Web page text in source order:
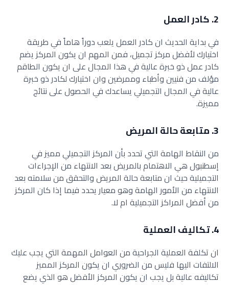
2. كادر العمل
في بداية الحديث ان كادر العمل يلعب دوراً هاماً في طريقة
اختيارك لأفضل مركز تجميل، فمن المهم ان يكون المركز يضم
كادر عمل ذو خبرة عالية في هذا المجال على ان يكون الطاقم
مؤلف من فنيين وأطباء وممرضين وان اختيارك لكادر ذو خبرة
عالية في المجال التجميلي يساعدك في الحصول على نتائج
مميزة.
3. متابعة حالة المريض
من النقاط الهامة التي تحدد بأن المركز التجميلي مميز في
إسطنبول هي الاهتمام بالمريض بعد الانتهاء من الإجراءات
التجميلية حيث ان متابعة حالة المريض والتحقق من سلامته بعد
الانتهاء من الأمور الهامة وهو معيار يحدد فيما إذا كان المركز
من أفضل المراكز التجميلية ام لا.
4. تكاليف العملية
ان تكلفة العملية الجراحية من العوامل المهمة التي يجب عليك
الالتفات اليها فليس من الضروري ان يكون المركز المميز
تكاليفه عالية بل يجب ان يكون المركز الأفضل هو الذي يضع